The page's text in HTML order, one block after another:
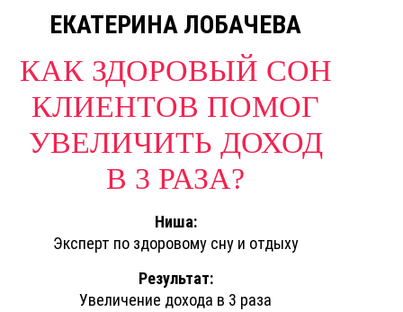
ЕКАТЕРИНА ЛОБАЧЕВА
КАК ЗДОРОВЫЙ СОН
КЛИЕНТОВ ПОМОГ
УВЕЛИЧИТЬ ДОХОД
В 3 РАЗА?
Ниша:
Эксперт по здоровому сну и отдыху
Результат:
Увеличение дохода в 3 раза